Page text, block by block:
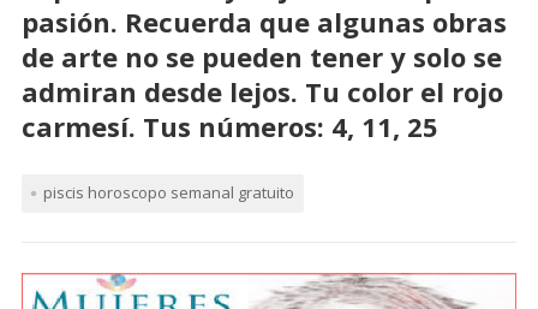
pasión. Recuerda que algunas obras
de arte no se pueden tener y solo se
admiran desde lejos. Tu color el rojo
carmesí. Tus números: 4, 11, 25
piscis horoscopo semanal gratuito